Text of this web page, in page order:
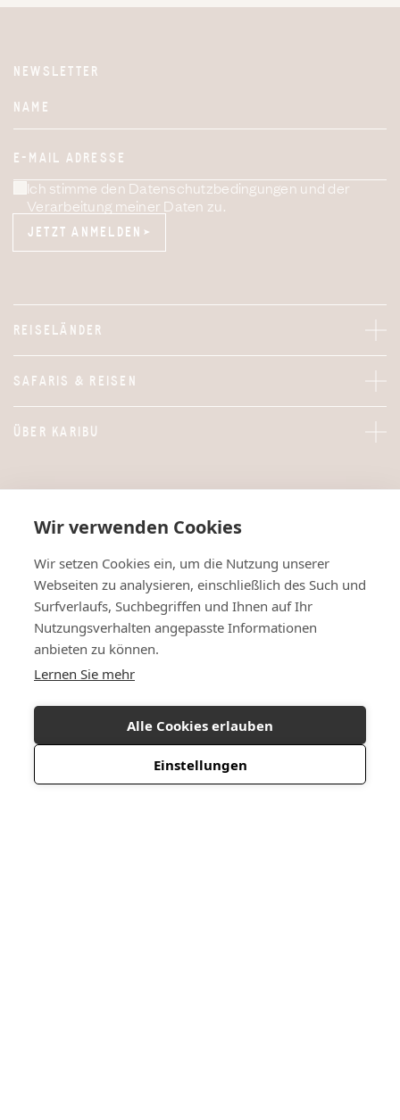
Wir verwenden Cookies
Wir setzen Cookies ein, um die Nutzung unserer
Webseiten zu analysieren, einschließlich des Such und
Surfverlaufs, Suchbegriffen und Ihnen auf Ihr
Nutzungsverhalten angepasste Informationen
anbieten zu können.
Lernen Sie mehr
Alle Cookies erlauben
Einstellungen
NEWSLETTER
NAME
E-MAIL ADRESSE
Ich stimme den Datenschutzbedingungen und der
Verarbeitung meiner Daten zu.
JETZT ANMELDEN
JETZT ANMELDEN
REISELÄNDER
SAFARIS & REISEN
ÜBER KARIBU